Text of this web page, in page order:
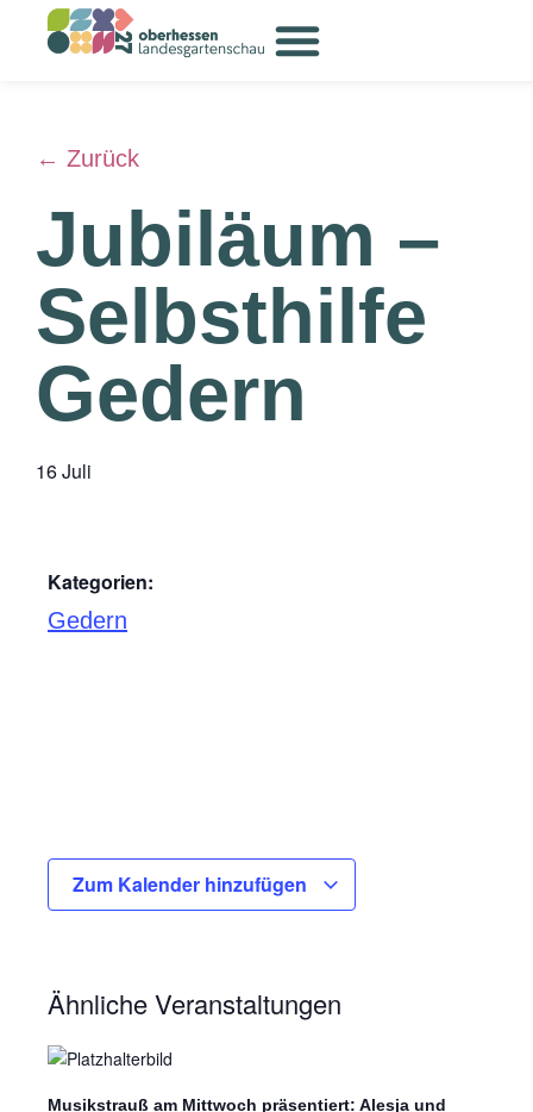
← Zurück
Jubiläum –
Selbsthilfe
Gedern
16 Juli
Kategorien:
Gedern
Zum Kalender hinzufügen
Ähnliche Veranstaltungen
Musikstrauß am Mittwoch präsentiert: Alesja und